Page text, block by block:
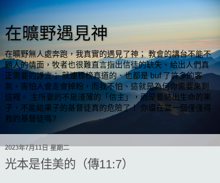
在曠野遇見神
在曠野無人處奔跑，我真實的遇見了神； 教會的講台不能不
顧人的情面，牧者也很難直言指出信徒的缺失、給出人們真
正需要的諍言； 就連標榜真道的、也都是 buf 了許多的客
氣，害怕人會走會掉粉，而我不怕、這就是為何你需要來到
這裡。 主所要的不是淺薄的「信主」，而是要結出生命的果
子，不能結果子的基督徒真的危險了！ 你還在當一個僅僅得
救的基督徒嗎?
2023年7月11日 星期二
光本是佳美的（傳11:7）